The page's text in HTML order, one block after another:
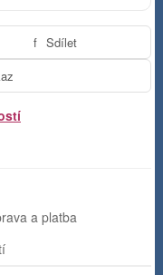
f Sdílet
a platba